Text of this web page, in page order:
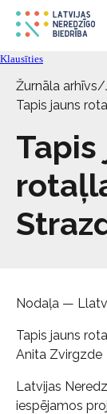
Tehniskie
Aktualitātes
Pakalpojumi
Par biedrību
Klausīties
Žurnāla arhīvs/
Tapis jauns
Tapis
Nodaļa —
Tapis jauns
Anita Zvirgzde
Latvijas
iespējamos